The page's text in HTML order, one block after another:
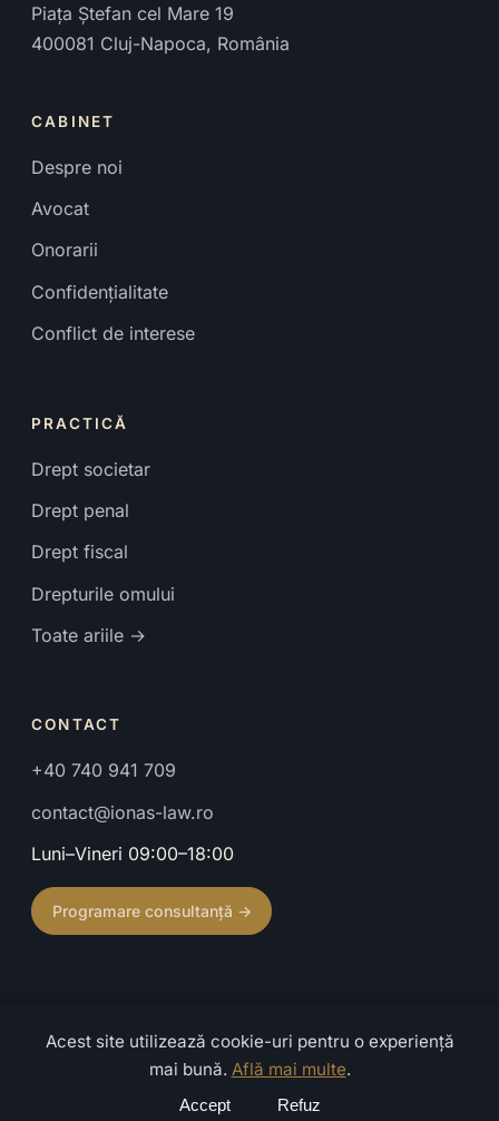
Piața Ștefan cel Mare 19
400081 Cluj-Napoca, România
CABINET
Despre noi
Avocat
Onorarii
Confidențialitate
Conflict de interese
PRACTICĂ
Drept societar
Drept penal
Drept fiscal
Drepturile omului
Toate ariile →
CONTACT
+40 740 941 709
contact@ionas-law.ro
Luni–Vineri 09:00–18:00
Programare consultanță →
© 2026 Cabinet de Avocat Ionaș Mihaela. Toate drepturile
Termeni·
Acest site utilizează cookie-uri pentru o experiență
mai bună. Află mai multe.
Accept Refuz